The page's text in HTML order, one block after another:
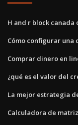
H and r block canada
Cómo configurar una
Comprar dinero en
¿qué es el valor del
La mejor estrategia
Calculadora de